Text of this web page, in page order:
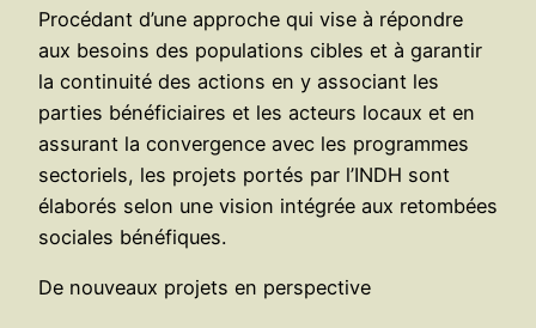
Procédant d’une approche qui vise à répondre
aux besoins des populations cibles et à garantir
la continuité des actions en y associant les
parties bénéficiaires et les acteurs locaux et en
assurant la convergence avec les programmes
sectoriels, les projets portés par l’INDH sont
élaborés selon une vision intégrée aux retombées
sociales bénéfiques.
De nouveaux projets en perspective